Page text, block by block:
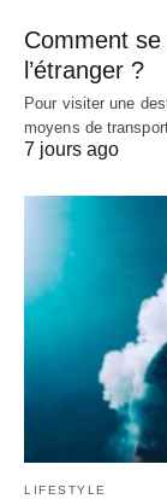
Comment
l’étranger ?
Pour visiter une
moyens de
7 jours ago
LIFESTYLE